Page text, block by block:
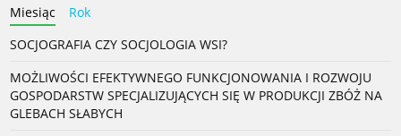
Miesiąc
Rok
SOCJOGRAFIA CZY SOCJOLOGIA WSI?
MOŻLIWOŚCI EFEKTYWNEGO FUNKCJONOWANIA I ROZWOJU
GOSPODARSTW SPECJALIZUJĄCYCH SIĘ W PRODUKCJI ZBÓŻ NA
GLEBACH SŁABYCH